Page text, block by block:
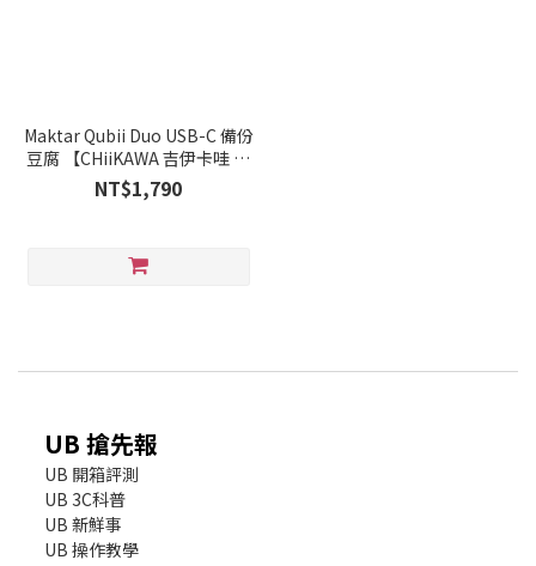
Maktar Qubii Duo USB-C 備份
豆腐 【CHiiKAWA 吉伊卡哇 】
蘋果安卓通用
NT$1,790
UB 搶先報
UB 開箱評測
UB 3C科普
UB 新鮮事
UB 操作教學